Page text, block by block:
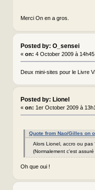
Merci On en a gros.
Posted by: O_sensei
« on: 4 October 2009 à
Deux mini-sites pour le Livre
Posted by: Lionel
« on: 1er October 2009 à
Quote from Nao/Gilles on
Alors Lionel, accro ou pas
(Normalement c'est
Oh que oui !